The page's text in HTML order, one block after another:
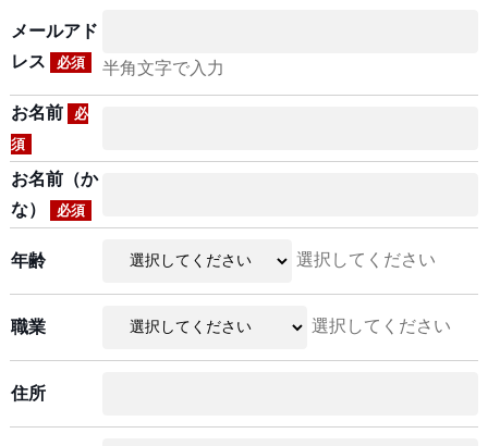
メールアド
レス
必須 半角文字で入力
お名前
必
須
お名前（か
な）
必須
年齢 選択してください
職業 選択してください
住所